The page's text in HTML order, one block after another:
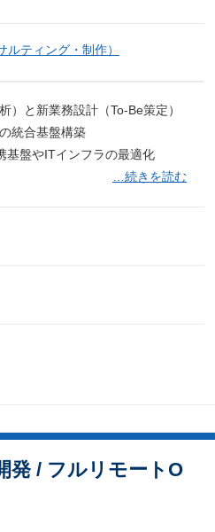
ティング・制作）
と新業務設計（To-Be策定）
統合基盤構築
基盤やITインフラの最適化
…続きを読む
発 / フルリモートO